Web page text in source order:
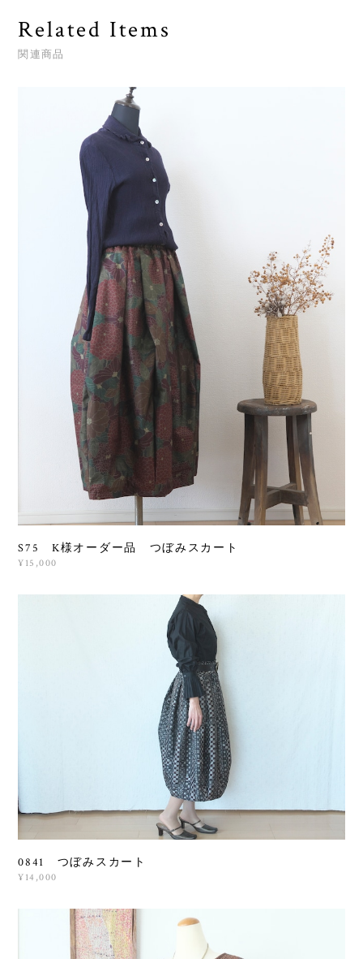
Related Items
関連商品
S75 K様オーダー品 つぼみスカート
¥15,000
0841 つぼみスカート
¥14,000